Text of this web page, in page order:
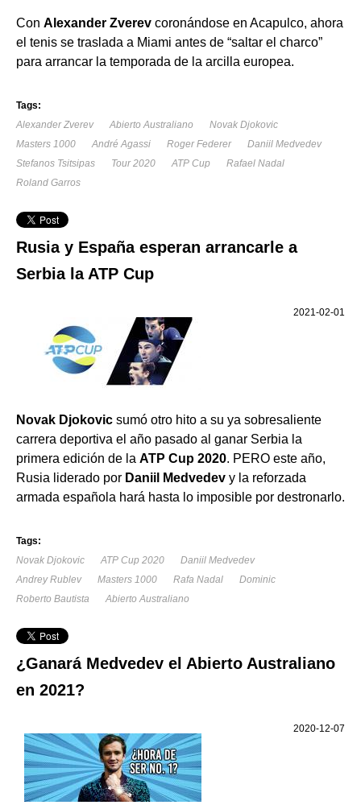
Con Alexander Zverev coronándose en Acapulco, ahora
el tenis se traslada a Miami antes de “saltar el charco”
para arrancar la temporada de la arcilla europea.
Tags:
Alexander Zverev
Abierto Australiano
Novak Djokovic
Masters 1000
André Agassi Roger Federer
Daniil Medvedev
Stefanos Tsitsipas
Tour 2020 ATP Cup
Rafael Nadal
Roland Garros
Rusia y España esperan arrancarle a
Serbia la ATP Cup
2021-02-01
Novak Djokovic sumó otro hito a su ya sobresaliente
carrera deportiva el año pasado al ganar Serbia la
primera edición de la ATP Cup 2020. PERO este año,
Rusia liderado por Daniil Medvedev y la reforzada
armada española hará hasta lo imposible por destronarlo.
Tags:
Novak Djokovic
ATP Cup 2020
Daniil Medvedev
Andrey Rublev
Masters 1000 Rafa Nadal
Dominic
Roberto Bautista
Abierto Australiano
¿Ganará Medvedev el Abierto Australiano
en 2021?
2020-12-07